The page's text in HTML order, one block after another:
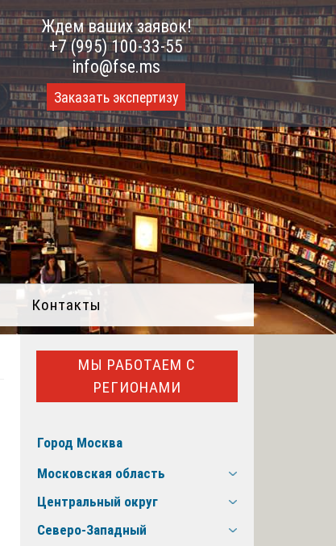
Ждем ваших заявок!
+7 (995) 100-33-55
info@fse.ms
Заказать экспертизу
Контакты
МЫ РАБОТАЕМ С
РЕГИОНАМИ
Город Москва
Московская область
Центральный округ
Северо-Западный